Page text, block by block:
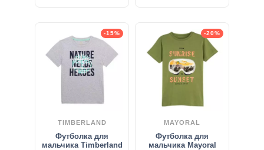
-15%
TIMBERLAND
Футболка для
мальчика Timberland
-20%
MAYORAL
Футболка для
мальчика Mayoral